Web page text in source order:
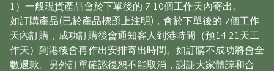
1）一般現貨產品會於下單後的 7-10個工作天內寄出。
如訂購產品(已於產品標題上注明)，會於下單後的 7個工作
天內訂購，成功訂購後會通知客人到港時間（預14-21天工
作天）到港後會再作出安排寄出時間。如訂購不成功將會全
數退款。另外訂單確認後恕不能取消，謝謝大家體諒和合